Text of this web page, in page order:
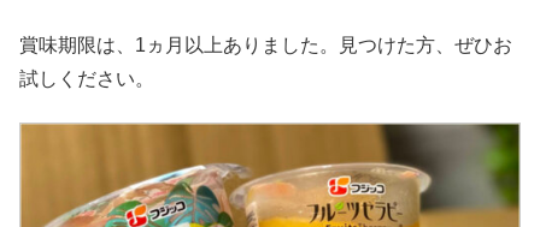
賞味期限は、1ヵ月以上ありました。見つけた方、ぜひお
試しください。